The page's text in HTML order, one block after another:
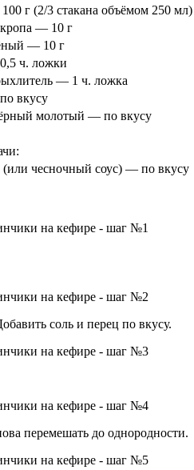
г (2/3 стакана объёмом 250 мл)
— 10 г
— 10 г
ч. ложки
— 1 ч. ложка
вкусу
молотый — по вкусу
(или чесночный соус) — по вкусу
соль и перец по вкусу.
перемешать до однородности.